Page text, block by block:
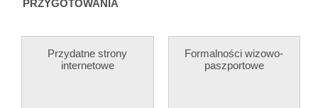
PRZYGOTOWANIA
Przydatne strony
internetowe
Formalności wizowo-
paszportowe